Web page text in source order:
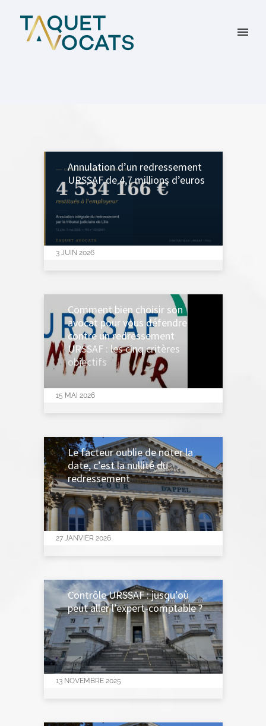
3 JUIN 2026
Annulation d’un redressement
URSSAF de 4,7 millions d’euros
15 MAI 2026
Comment bien choisir son
avocat pour vous défendre
contre un redressement
URSSAF : les cinq critères
objectifs
27 JANVIER 2026
Le facteur oublie de noter la
date, c’est la nullité du
redressement
13 NOVEMBRE 2025
Contrôle URSSAF : jusqu’où
peut aller l’expert-comptable ?